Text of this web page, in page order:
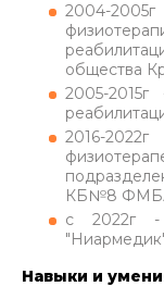
2004-
общества
2005-
2016-
КБ№8 ФМБА
с 2022г -
Навыки и